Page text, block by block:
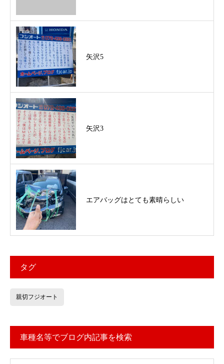
矢沢5
矢沢3
エアバッグはとても素晴らしい
タグ
親切フジオート
車種名等でブログ内記事を検索